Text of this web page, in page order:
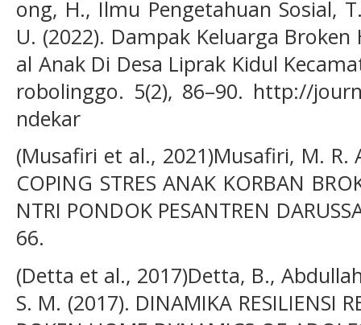
ong, H., Ilmu Pengetahuan Sosial,
U. (2022). Dampak Keluarga
al Anak Di Desa Liprak Kidul
robolinggo. 5(2), 86–90. http://
ndekar
(Musafiri et al., 2021)Musafiri, M. R.
COPING STRES ANAK KORBAN
NTRI PONDOK PESANTREN
66.
(Detta et al., 2017)Detta, B.,
S. M. (2017). DINAMIKA RESILIENSI